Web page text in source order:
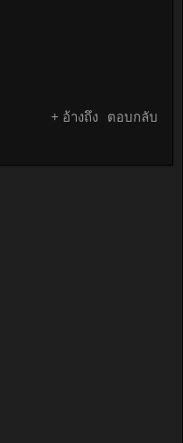
+ อ้างถึง ตอบกลับ